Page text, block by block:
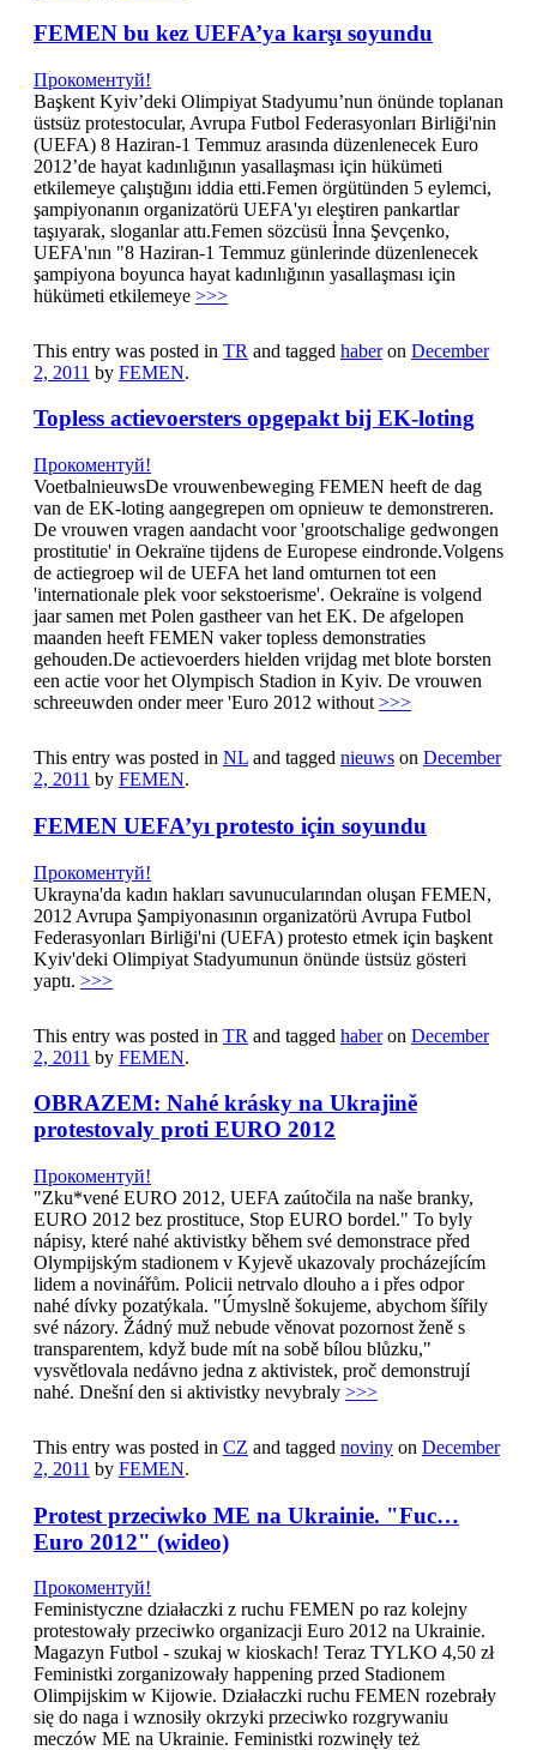
FEMEN bu kez UEFA’ya karşı soyundu
Прокоментуй!
Başkent Kyiv’deki Olimpiyat Stadyumu’nun önünde toplanan
üstsüz protestocular, Avrupa Futbol Federasyonları Birliği'nin
(UEFA) 8 Haziran-1 Temmuz arasında düzenlenecek Euro
2012’de hayat kadınlığının yasallaşması için hükümeti
etkilemeye çalıştığını iddia etti.Femen örgütünden 5 eylemci,
şampiyonanın organizatörü UEFA'yı eleştiren pankartlar
taşıyarak, sloganlar attı.Femen sözcüsü İnna Şevçenko,
UEFA'nın "8 Haziran-1 Temmuz günlerinde düzenlenecek
şampiyona boyunca hayat kadınlığının yasallaşması için
hükümeti etkilemeye >>>
This entry was posted in TR and tagged haberon December
2, 2011 by FEMEN.
Topless actievoersters opgepakt bij EK-loting
Прокоментуй!
VoetbalnieuwsDe vrouwenbeweging FEMEN heeft de dag
van de EK-loting aangegrepen om opnieuw te demonstreren.
De vrouwen vragen aandacht voor 'grootschalige gedwongen
prostitutie' in Oekraïne tijdens de Europese eindronde.Volgens
de actiegroep wil de UEFA het land omturnen tot een
'internationale plek voor sekstoerisme'. Oekraïne is volgend
jaar samen met Polen gastheer van het EK. De afgelopen
maanden heeft FEMEN vaker topless demonstraties
gehouden.De actievoerders hielden vrijdag met blote borsten
een actie voor het Olympisch Stadion in Kyiv. De vrouwen
schreeuwden onder meer 'Euro 2012 without >>>
This entry was posted in NL and tagged nieuws on December
2, 2011 by FEMEN.
FEMEN UEFA’yı protesto için soyundu
Прокоментуй!
Ukrayna'da kadın hakları savunucularından oluşan FEMEN,
2012 Avrupa Şampiyonasının organizatörü Avrupa Futbol
Federasyonları Birliği'ni (UEFA) protesto etmek için başkent
Kyiv'deki Olimpiyat Stadyumunun önünde üstsüz gösteri
yaptı. >>>
This entry was posted in TR and tagged haberon December
2, 2011 by FEMEN.
OBRAZEM: Nahé krásky na Ukrajině
protestovaly proti EURO 2012
Прокоментуй!
"Zku*vené EURO 2012, UEFA zaútočila na naše branky,
EURO 2012 bez prostituce, Stop EURO bordel." To byly
nápisy, které nahé aktivistky během své demonstrace před
Olympijským stadionem v Kyjevě ukazovaly procházejícím
lidem a novinářům. Policii netrvalo dlouho a i přes odpor
nahé dívky pozatýkala. "Úmyslně šokujeme, abychom šířily
své názory. Žádný muž nebude věnovat pozornost ženě s
transparentem, když bude mít na sobě bílou blůzku,"
vysvětlovala nedávno jedna z aktivistek, proč demonstrují
nahé. Dnešní den si aktivistky nevybraly >>>
This entry was posted in CZ and tagged noviny on December
2, 2011 by FEMEN.
Protest przeciwko ME na Ukrainie. "Fuc…
Euro 2012" (wideo)
Прокоментуй!
Feministyczne działaczki z ruchu FEMEN po raz kolejny
protestowały przeciwko organizacji Euro 2012 na Ukrainie.
Magazyn Futbol - szukaj w kioskach! Teraz TYLKO 4,50 zł
Feministki zorganizowały happening przed Stadionem
Olimpijskim w Kijowie. Działaczki ruchu FEMEN rozebrały
się do naga i wznosiły okrzyki przeciwko rozgrywaniu
meczów ME na Ukrainie. Feministki rozwinęły też